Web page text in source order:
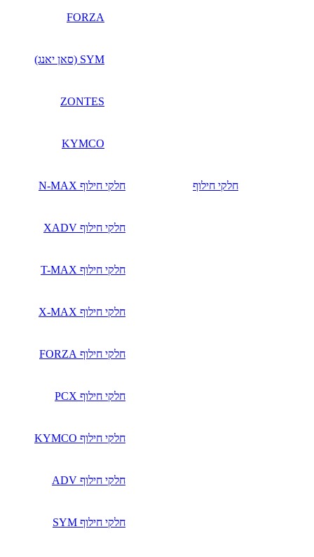
FORZA
SYM (סאן יאנג)
ZONTES
KYMCO
חלקי חילוף חלקי חילוף N-MAX
חלקי חילוף XADV
חלקי חילוף T-MAX
חלקי חילוף X-MAX
חלקי חילוף FORZA
חלקי חילוף PCX
חלקי חילוף KYMCO
חלקי חילוף ADV
חלקי חילוף SYM